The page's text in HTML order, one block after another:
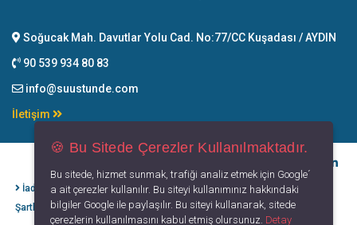
Soğucak Mah. Davutlar Yolu Cad. No:77/CC Kuşadası / AYDIN
90 539 934 80 83
info@suustunde.com
İletişim
İade İptal
Şartları
Kişisel Verilerin
Korunması
Gizlilik
Politikası
Kullanım
Koşulları
🍪 Bu Sitede Çerezler Kullanılmaktadır.
Bu sitede, hizmet sunmak, trafiği analiz etmek için Google´
a ait çerezler kullanılır. Bu siteyi kullanımınız hakkındaki
bilgiler Google ile paylaşılır. Bu siteyi kullanarak, sitede
çerezlerin kullanılmasını kabul etmiş olursunuz. Detay